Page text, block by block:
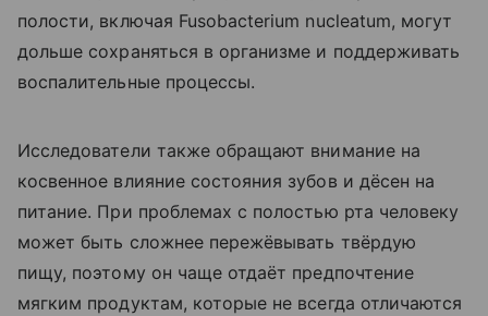
полости, включая Fusobacterium nucleatum, могут
дольше сохраняться в организме и поддерживать
воспалительные процессы.
Исследователи также обращают внимание на
косвенное влияние состояния зубов и дёсен на
питание. При проблемах с полостью рта человеку
может быть сложнее пережёвывать твёрдую
пищу, поэтому он чаще отдаёт предпочтение
мягким продуктам, которые не всегда отличаются